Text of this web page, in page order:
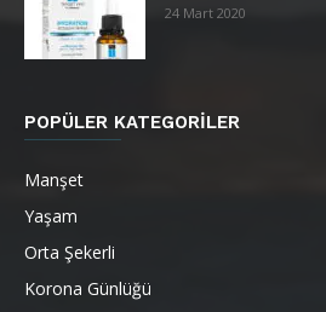
24 Mart 2020
POPÜLER KATEGORİLER
Manşet
Yaşam
Orta Şekerli
Korona Günlüğü